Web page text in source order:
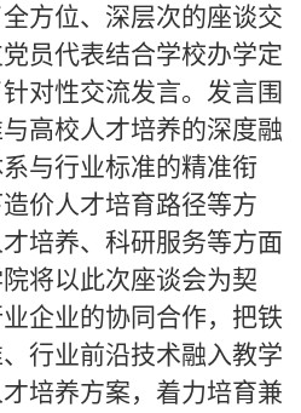
方位、深层次的座谈交
员代表结合学校办学定
对性交流发言。发言围
高校人才培养的深度融
与行业标准的精准衔
价人才培育路径等方
培养、科研服务等方面
将以此次座谈会为契
企业的协同合作，把铁
行业前沿技术融入教学
培养方案，着力培育兼